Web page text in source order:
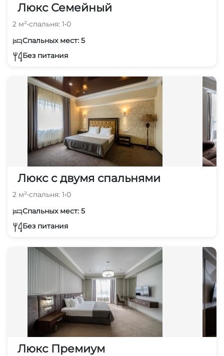
Люкс Семейный
2 м²•спальня: 1•0
Спальных мест: 5
Без питания
Люкс с двумя спальнями
2 м²•спальня: 1•0
Спальных мест: 5
Без питания
Люкс Премиум